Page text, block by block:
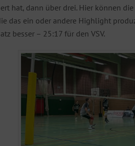
hat, dann über drei. Hier können
das ein oder andere Highlight
besser – 25:17 für den VSV.